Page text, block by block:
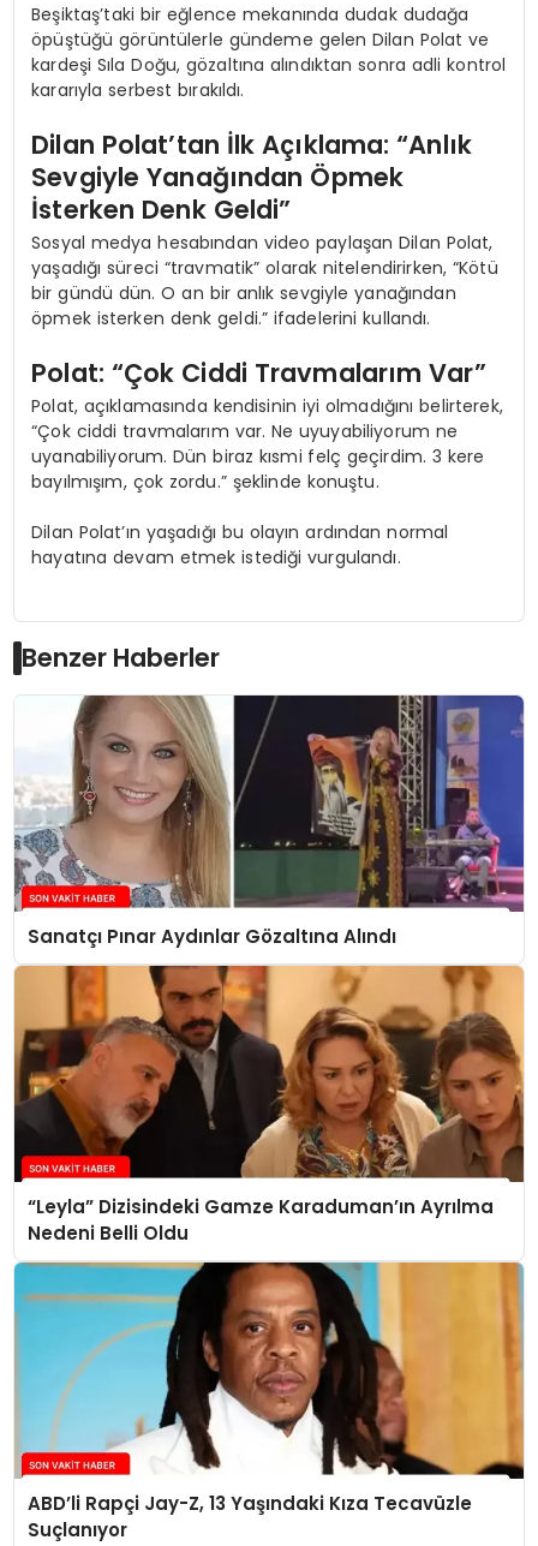
Beşiktaş’taki bir eğlence mekanında dudak dudağa
öpüştüğü görüntülerle gündeme gelen Dilan Polat ve
kardeşi Sıla Doğu, gözaltına alındıktan sonra adli kontrol
kararıyla serbest bırakıldı.
Dilan Polat’tan İlk Açıklama: “Anlık
Sevgiyle Yanağından Öpmek
İsterken Denk Geldi”
Sosyal medya hesabından video paylaşan Dilan Polat,
yaşadığı süreci “travmatik” olarak nitelendirirken, “Kötü
bir gündü dün. O an bir anlık sevgiyle yanağından
öpmek isterken denk geldi.” ifadelerini kullandı.
Polat: “Çok Ciddi Travmalarım Var”
Polat, açıklamasında kendisinin iyi olmadığını belirterek,
“Çok ciddi travmalarım var. Ne uyuyabiliyorum ne
uyanabiliyorum. Dün biraz kısmi felç geçirdim. 3 kere
bayılmışım, çok zordu.” şeklinde konuştu.
Dilan Polat’ın yaşadığı bu olayın ardından normal
hayatına devam etmek istediği vurgulandı.
Benzer Haberler
Sanatçı Pınar Aydınlar Gözaltına Alındı
“Leyla” Dizisindeki Gamze Karaduman’ın Ayrılma
Nedeni Belli Oldu
ABD’li Rapçi Jay-Z, 13 Yaşındaki Kıza Tecavüzle
Suçlanıyor